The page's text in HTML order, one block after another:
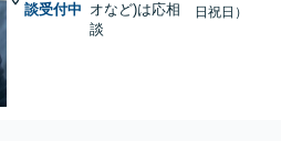
談受付中 オなど)は応相
談
日祝日）